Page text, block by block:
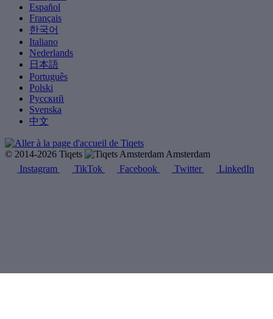
Español
Français
한국어
Italiano
Nederlands
日本語
Português
Polski
Русский
Svenska
中文
© 2014-2026 Tiqets
Amsterdam
Instagram
TikTok Facebook Twitter LinkedIn